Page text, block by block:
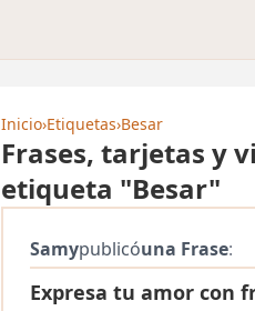
Inicio›Etiquetas›Besar
Frases, tarjetas y
etiqueta "Besar"
Samypublicóuna Frase:
Expresa tu amor con